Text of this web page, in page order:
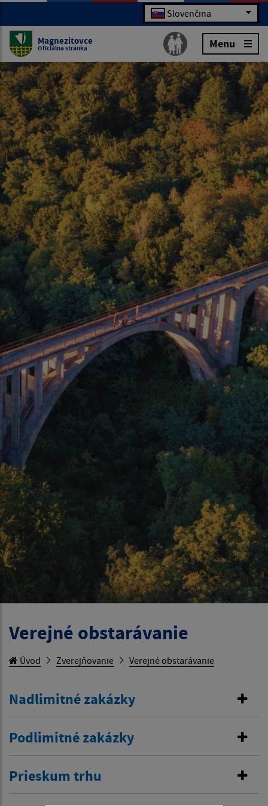
Slovenčina
Magnezitovce
Oficiálna stránka Menu
Verejné obstarávanie
Úvod Zverejňovanie Verejné obstarávanie
Nadlimitné zakázky
Podlimitné zakázky
Prieskum trhu